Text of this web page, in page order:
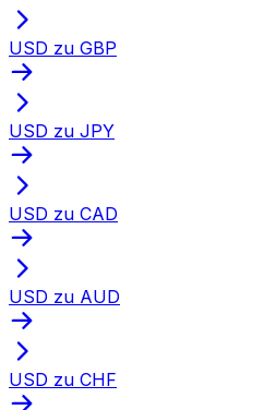
USD zu GBP
USD zu JPY
USD zu CAD
USD zu AUD
USD zu CHF